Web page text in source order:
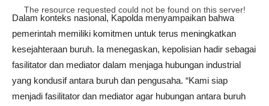
Dalam konteks nasional, Kapolda menyampaikan bahwa
pemerintah memiliki komitmen untuk terus meningkatkan
kesejahteraan buruh. Ia menegaskan, kepolisian hadir sebagai
fasilitator dan mediator dalam menjaga hubungan industrial
yang kondusif antara buruh dan pengusaha. “Kami siap
menjadi fasilitator dan mediator agar hubungan antara buruh
The resource requested could not be found on this server!